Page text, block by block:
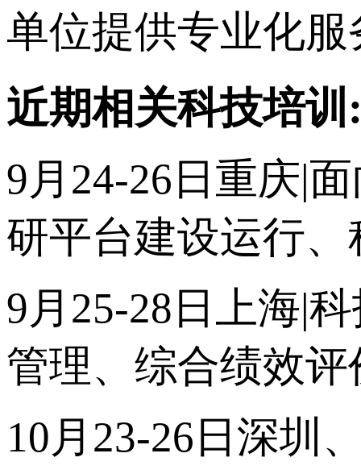
单位提供专业化
近期相关科技培
9月24-26日重庆|
研平台建设运行
9月25-28日上海|
管理、综合绩效
10月23-26日深圳